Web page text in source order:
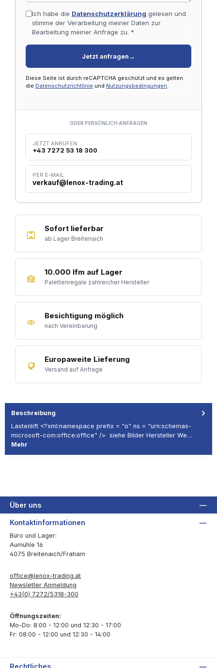
Ich habe die Datenschutzerklärung gelesen und
stimme der Verarbeitung meiner Daten zur
Bearbeitung meiner Anfrage zu. *
Jetzt anfragen →
Diese Seite ist durch reCAPTCHA geschützt und es gelten
die Datenschutzrichtlinie und Nutzungsbedingungen.
ODER PERSÖNLICH ANFRAGEN
JETZT ANRUFEN
+43 7272 53 18 300
PER E-MAIL
verkauf@lenox-trading.at
Sofort lieferbar
ab Lager Breitenaich
10.000 lfm auf Lager
Palettenregale zahlreicher Hersteller
Besichtigung möglich
nach Vereinbarung
Europaweite Lieferung
Versand auf Anfrage
Beschreibung
Lastenlift <?xml:namespace prefix = "o" ns = "urn:schemas-
microsoft-com:office:office" /> siehe Bilder Hersteller We…
Mehr
Über uns
Kontaktinformationen
Büro und Lager:
Aumühle 16
4075 Breitenaich/Fraham
office@lenox-trading.at
Newsletter Anmeldung
+43(0) 7272/5318-300
Öffnungszeiten:
Mo-Do: 8:00 - 12:00 und 12:30 - 17:00
Fr: 08:00 - 12:00 und 12:30 - 14:00